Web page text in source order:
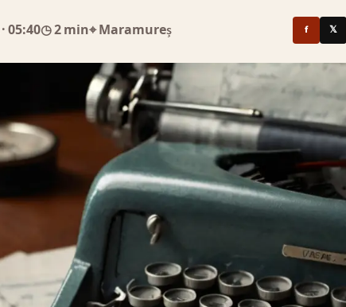
· 05:40◷ 2 min⌖ Maramureș f 𝕏